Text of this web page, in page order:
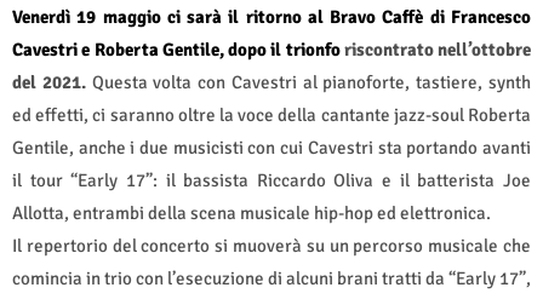
Venerdì 19 maggio ci sarà il ritorno al Bravo Caffè di Francesco
Cavestri e Roberta Gentile, dopo il trionforiscontrato nell’ottobre
del 2021. Questa volta con Cavestri al pianoforte, tastiere, synth
ed effetti, ci saranno oltre la voce della cantante jazz-soul Roberta
Gentile, anche i due musicisti con cui Cavestri sta portando avanti
il tour “Early 17”: il bassista Riccardo Oliva e il batterista Joe
Allotta, entrambi della scena musicale hip-hop ed elettronica.
Il repertorio del concerto si muoverà su un percorso musicale che
comincia in trio con l’esecuzione di alcuni brani tratti da “Early 17”,